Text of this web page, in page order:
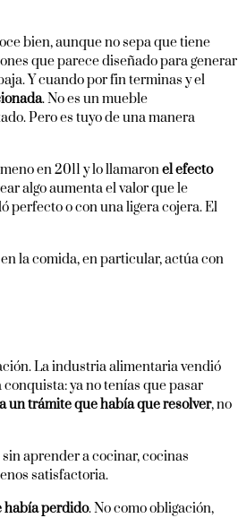
bien, aunque no sepa que tiene
que parece diseñado para generar
Y cuando por fin terminas y el
. No es un mueble
Pero es tuyo de una manera
en 2011 y lo llamaronel efecto
algo aumenta el valor que le
perfecto o con una ligera cojera. El
la comida, en particular, actúa con
La industria alimentaria vendió
ya no tenías que pasar
un trámite que había que resolver, no
aprender a cocinar, cocinas
satisfactoria.
había perdido. No como obligación,